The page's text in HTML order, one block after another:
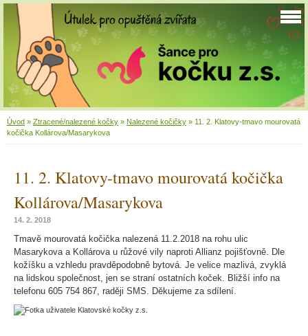
Úvod » Ztracené/nalezené kočky » Nalezené kočičky » 11. 2. Klatovy-tmavo mourovatá
kočička Kollárova/Masarykova
11. 2. Klatovy-tmavo mourovatá kočička
Kollárova/Masarykova
14. 2. 2018
Tmavě mourovatá kočička nalezená 11.2.2018 na rohu ulic
Masarykova a Kollárova u růžové vily naproti Allianz pojišťovně. Dle
kožíšku a vzhledu pravděpodobně bytová. Je velice mazlivá, zvyklá
na lidskou společnost, jen se straní ostatních koček. Bližší info na
telefonu 605 754 867, raději SMS. Děkujeme za sdílení.